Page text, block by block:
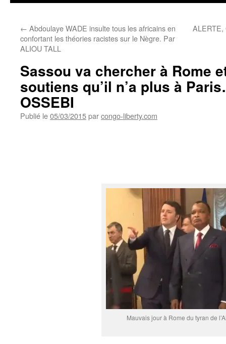
← Abdoulaye WADE insulte tous les africains en
confortant les théories racistes sur le Nègre. Par
ALIOU TALL
ALERTE,
Sassou va chercher à Rome
soutiens qu’il n’a plus à
OSSEBI
Publié le05/03/2015parcongo-liberty.com
Mauvais jour à Rome du tyran de